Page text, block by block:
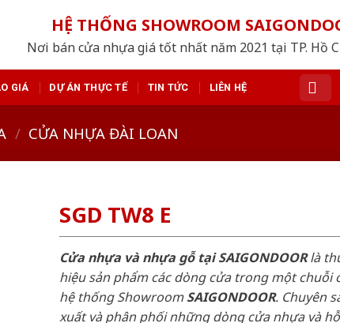
HỆ THỐNG SHOWROOM
Nơi bán cửa nhựa giá tốt nhất năm 2021 tại TP. Hồ
GIÁ DỰ ÁN THỰC TẾ TIN TỨC LIÊN HỆ
/ CỬA NHỰA ĐÀI LOAN
SGD TW8 E
Cửa nhựa và nhựa gỗ tại SAIGONDOORlà
hiệu sản phẩm các dòng cửa trong một chuỗi
hệ thống ShowroomSAIGONDOOR. Chuyên
xuất và phân phối những dòng cửa nhựa và